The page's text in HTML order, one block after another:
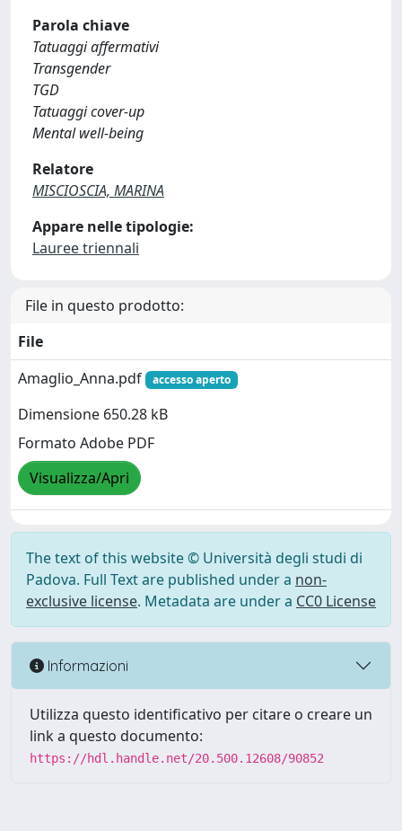
Parola chiave
Tatuaggi affermativi
Transgender
TGD
Tatuaggi cover-up
Mental well-being
Relatore
MISCIOSCIA, MARINA
Appare nelle tipologie:
Lauree triennali
File in questo prodotto:
File
Amaglio_Anna.pdf
accesso aperto
Dimensione 650.28 kB
Formato Adobe PDF
Visualizza/Apri
The text of this website © Università degli studi di
Padova. Full Text are published under a non-
exclusive license. Metadata are under a CC0 License
Informazioni
Utilizza questo identificativo per citare o creare un
link a questo documento:
https://hdl.handle.net/20.500.12608/90852